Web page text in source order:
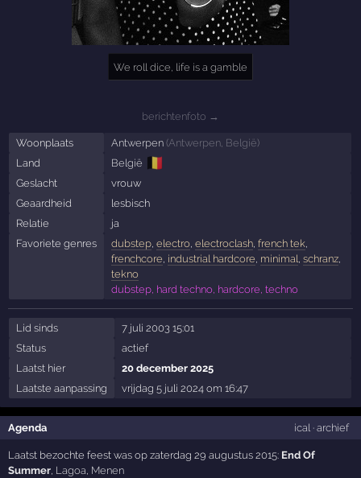
We roll dice, life is a gamble
berichtenfoto →
Woonplaats Antwerpen (Antwerpen, België)
Land
België 🇧🇪
Geslacht
vrouw
Geaardheid
lesbisch
Relatie
ja
Favoriete genres
dubstep, electro, electroclash, french tek,
frenchcore industrial hardcore minimal schranz,
tekno
dubstep, hard techno, hardcore, techno
Lid sinds
7 juli 2003 15:01
Status
actief
Laatst hier
20 december 2025
Laatste aanpassing
vrijdag 5 juli 2024 om 16:47
Agenda ical · archief
Laatst bezochte feest was op zaterdag 29 augustus 2015: End Of
Summer, Lagoa, Menen